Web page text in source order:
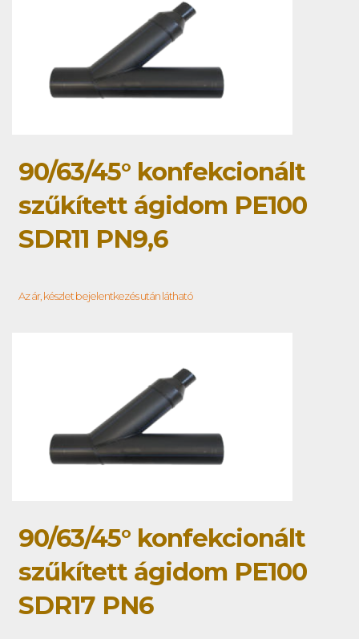
90/63/45° konfekcionált
szűkített ágidom PE100
SDR11 PN9,6
Az ár, készlet bejelentkezés után látható
90/63/45° konfekcionált
szűkített ágidom PE100
SDR17 PN6